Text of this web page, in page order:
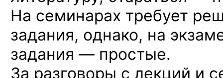
На семинарах требует
задания, однако, на
задания — простые.
За разговоры с лекций и